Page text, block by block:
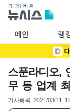
메인 랭
스푼라디오,
무 등 업계
기사등록 2021/03/11